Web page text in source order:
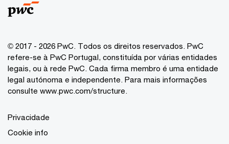
© 2017 - 2026 PwC. Todos os direitos reservados. PwC
refere-se à PwC Portugal, constituída por várias entidades
legais, ou à rede PwC. Cada firma membro é uma entidade
legal autónoma e independente. Para mais informações
consulte www.pwc.com/structure.
Privacidade
Cookie info